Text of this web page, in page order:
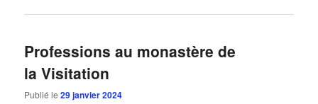
Professions au monastère de
la Visitation
Publié le29 janvier 2024